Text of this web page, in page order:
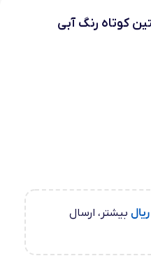
کوتاه رنگ آبی
ریال بیشتر، ارسال